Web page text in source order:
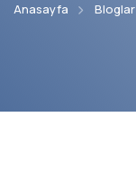
Anasayfa Bloglar